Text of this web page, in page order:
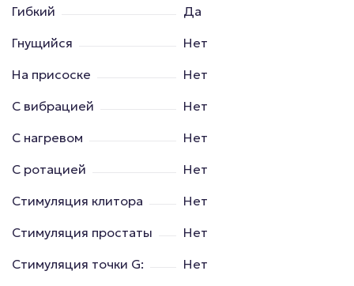
Гибкий
Да
Гнущийся
Нет
На присоске
Нет
С вибрацией
Нет
С нагревом
Нет
С ротацией
Нет
Стимуляция клитора
Нет
Стимуляция простаты
Нет
Стимуляция точки G:
Нет